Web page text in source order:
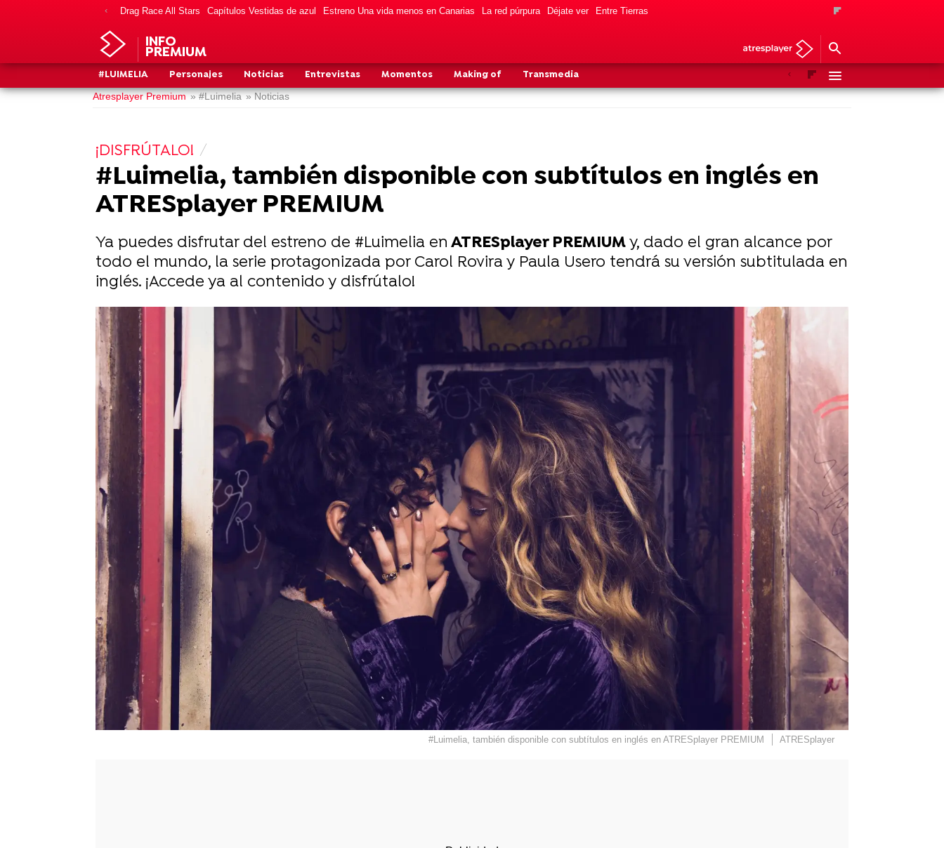
Drag Race All Stars Capítulos Vestidas de azul Estreno Una vida menos en Canarias La red púrpura Déjate ver Entre Tierras
INFO
PREMIUM
#LUIMELIA Personajes Noticias Entrevistas Momentos Making of Transmedia AnteriorSiguiente
Atresplayer Premium » #Luimelia » Noticias
¡DISFRÚTALO!
#Luimelia, también disponible con subtítulos en inglés en
ATRESplayer PREMIUM
Ya puedes disfrutar del estreno de #Luimelia en ATRESplayer PREMIUMy, dado el gran alcance por
todo el mundo, la serie protagonizada por Carol Rovira y Paula Usero tendrá su versión subtitulada en
inglés. ¡Accede ya al contenido y disfrútalo!
#Luimelia, también disponible con subtítulos en inglés en ATRESplayer PREMIUM ATRESplayer